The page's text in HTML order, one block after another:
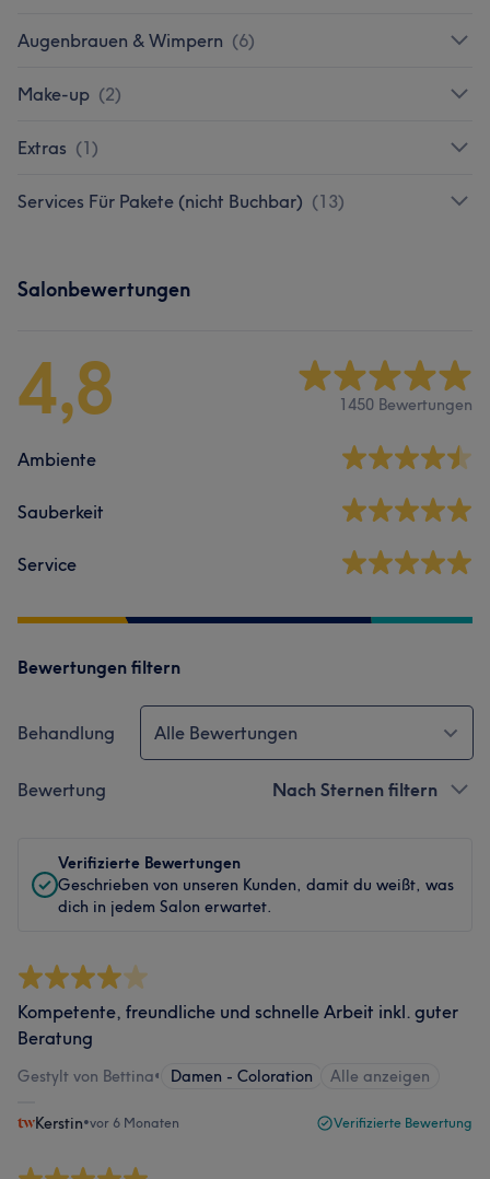
Augenbrauen & Wimpern (6)
Make-up (2)
Extras (1)
Services Für Pakete (nicht Buchbar) (13)
Salonbewertungen
4,8 1450 Bewertungen
Ambiente
Sauberkeit
Service
Bewertungen filtern
Behandlung Alle Bewertungen
Bewertung Nach Sternen filtern
Verifizierte Bewertungen
Geschrieben von unseren Kunden, damit du weißt, was
dich in jedem Salon erwartet.
Kompetente, freundliche und schnelle Arbeit inkl. guter
Beratung
Gestylt von Bettina• Damen - Coloration Alle anzeigen
Kerstin•vor 6 Monaten Verifizierte Bewertung